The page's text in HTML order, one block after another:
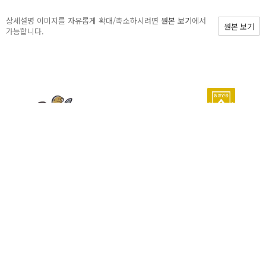
상세설명 이미지를 자유롭게 확대/축소하시려면 원본 보기에서
가능합니다.
원본 보기